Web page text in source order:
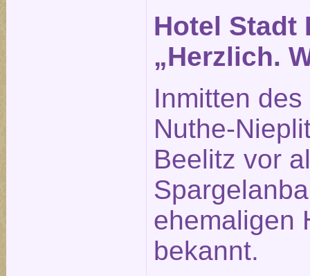
Hotel Stadt
„Herzlich.
Inmitten
Nuthe-
Beelitz vor
ehemaligen
bekannt.